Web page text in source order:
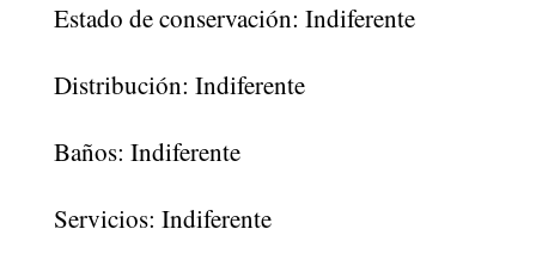
Estado de conservación: Indiferente
Distribución: Indiferente
Baños: Indiferente
Servicios: Indiferente